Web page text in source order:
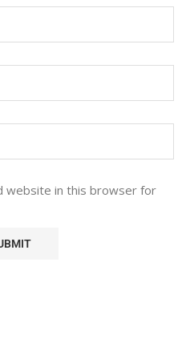
website in this browser for